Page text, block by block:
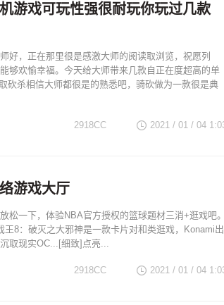
游戏可玩性强很耐玩你玩过几款
好，正在那里很是感激大师的阅读取浏览，祝愿列
够欢愉幸福。今天给大师带来几款自正在度超高的单
砍杀相信大师都很是的熟悉吧，骑砍做为一款很是典
2021 / 01 / 04
2918CC
游戏大厅
松一下，体验NBA官方授权的篮球题材三消+逛戏吧。
8：破灭之大邪神是一款卡片对和类逛戏，Konami出
取现实OC...[细致]点亮...
2021 / 01 / 04
2918CC